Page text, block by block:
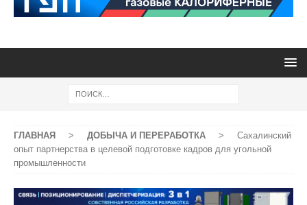
ГЛАВНАЯ > ДОБЫЧА И ПЕРЕРАБОТКА >
Сахалинский
опыт партнерства в целевой подготовке кадров для угольной
промышленности